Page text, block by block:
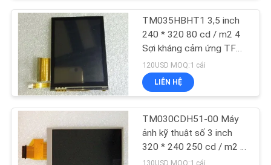
TM035HBHT1 3,5 inch
240 * 320 80 cd / m2 4
Sợi kháng cảm ứng TFT
LCD
120USD MOQ:1 cái
LIÊN HỆ
TM030CDH51-00 Máy
ảnh kỹ thuật số 3 inch
320 * 240 250 cd / m2 A
Si TFT LCD
130USD MOQ:1 cái